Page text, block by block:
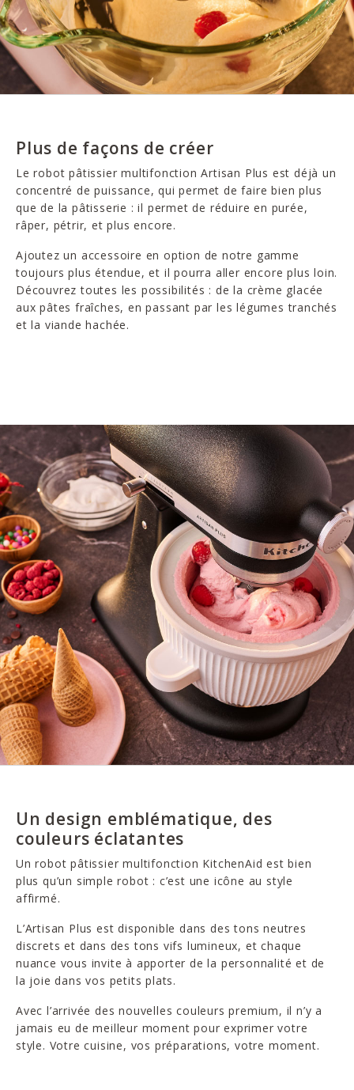
Plus de façons de créer
Le robot pâtissier multifonction Artisan Plus est déjà un
concentré de puissance, qui permet de faire bien plus
que de la pâtisserie : il permet de réduire en purée,
râper, pétrir, et plus encore.
Ajoutez un accessoire en option de notre gamme
toujours plus étendue, et il pourra aller encore plus loin.
Découvrez toutes les possibilités : de la crème glacée
aux pâtes fraîches, en passant par les légumes tranchés
et la viande hachée.
Un design emblématique, des
couleurs éclatantes
Un robot pâtissier multifonction KitchenAid est bien
plus qu’un simple robot : c’est une icône au style
affirmé.
L’Artisan Plus est disponible dans des tons neutres
discrets et dans des tons vifs lumineux, et chaque
nuance vous invite à apporter de la personnalité et de
la joie dans vos petits plats.
Avec l’arrivée des nouvelles couleurs premium, il n’y a
jamais eu de meilleur moment pour exprimer votre
style. Votre cuisine, vos préparations, votre moment.